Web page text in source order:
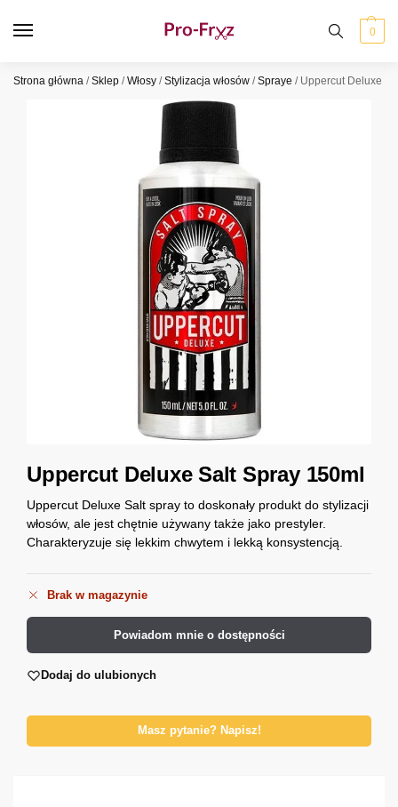
0
Strona główna /Sklep /Włosy /Stylizacja włosów /Spraye / Uppercut Deluxe
Uppercut Deluxe Salt Spray 150ml
Uppercut Deluxe Salt spray to doskonały produkt do stylizacji
włosów, ale jest chętnie używany także jako prestyler.
Charakteryzuje się lekkim chwytem i lekką konsystencją.
Brak w magazynie
Powiadom mnie o dostępności
Dodaj do ulubionych
Masz pytanie? Napisz!